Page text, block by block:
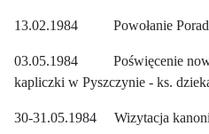
13.02.1984 Powołanie
03.05.1984 Poświęcenie
kapliczki w Pyszczynie - ks.
30-31.05.1984 Wizytacja